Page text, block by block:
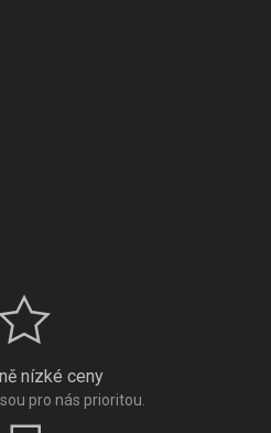
nízké ceny
pro nás prioritou.